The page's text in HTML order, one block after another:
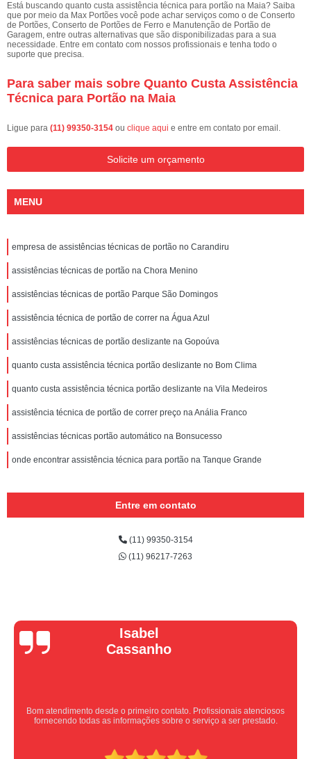
Está buscando quanto custa assistência técnica para portão na Maia? Saiba
que por meio da Max Portões você pode achar serviços como o de Conserto
de Portões, Conserto de Portões de Ferro e Manutenção de Portão de
Garagem, entre outras alternativas que são disponibilizadas para a sua
necessidade. Entre em contato com nossos profissionais e tenha todo o
suporte que precisa.
Para saber mais sobre Quanto Custa Assistência
Técnica para Portão na Maia
Ligue para (11) 99350-3154 ou clique aqui e entre em contato por email.
Solicite um orçamento
MENU
empresa de assistências técnicas de portão no Carandiru
assistências técnicas de portão na Chora Menino
assistências técnicas de portão Parque São Domingos
assistência técnica de portão de correr na Água Azul
assistências técnicas de portão deslizante na Gopoúva
quanto custa assistência técnica portão deslizante no Bom Clima
quanto custa assistência técnica portão deslizante na Vila Medeiros
assistência técnica de portão de correr preço na Anália Franco
assistências técnicas portão automático na Bonsucesso
onde encontrar assistência técnica para portão na Tanque Grande
Entre em contato
(11) 99350-3154
(11) 96217-7263
Vera Maria
Equipe nota 10, trabalho rápido com excelência , super organizados.
Super indico.